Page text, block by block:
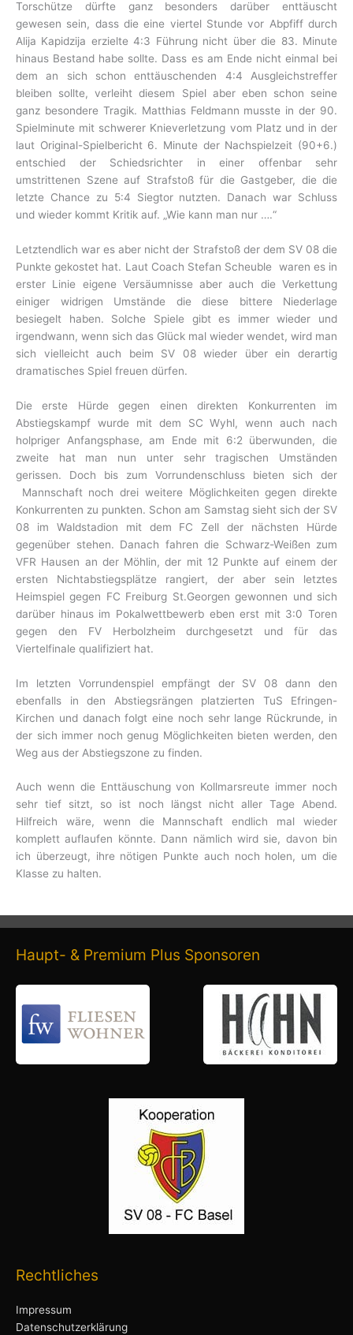
Torschütze dürfte ganz besonders darüber enttäuscht
gewesen sein, dass die eine viertel Stunde vor Abpfiff durch
Alija Kapidzija erzielte 4:3 Führung nicht über die 83. Minute
hinaus Bestand habe sollte. Dass es am Ende nicht einmal bei
dem an sich schon enttäuschenden 4:4 Ausgleichstreffer
bleiben sollte, verleiht diesem Spiel aber eben schon seine
ganz besondere Tragik. Matthias Feldmann musste in der 90.
Spielminute mit schwerer Knieverletzung vom Platz und in der
laut Original-Spielbericht 6. Minute der Nachspielzeit (90+6.)
entschied der Schiedsrichter in einer offenbar sehr
umstrittenen Szene auf Strafstoß für die Gastgeber, die die
letzte Chance zu 5:4 Siegtor nutzten. Danach war Schluss
und wieder kommt Kritik auf. „Wie kann man nur ….“
Letztendlich war es aber nicht der Strafstoß der dem SV 08 die
Punkte gekostet hat. Laut Coach Stefan Scheuble waren es in
erster Linie eigene Versäumnisse aber auch die Verkettung
einiger widrigen Umstände die diese bittere Niederlage
besiegelt haben. Solche Spiele gibt es immer wieder und
irgendwann, wenn sich das Glück mal wieder wendet, wird man
sich vielleicht auch beim SV 08 wieder über ein derartig
dramatisches Spiel freuen dürfen.
Die erste Hürde gegen einen direkten Konkurrenten im
Abstiegskampf wurde mit dem SC Wyhl, wenn auch nach
holpriger Anfangsphase, am Ende mit 6:2 überwunden, die
zweite hat man nun unter sehr tragischen Umständen
gerissen. Doch bis zum Vorrundenschluss bieten sich der
Mannschaft noch drei weitere Möglichkeiten gegen direkte
Konkurrenten zu punkten. Schon am Samstag sieht sich der SV
08 im Waldstadion mit dem FC Zell der nächsten Hürde
gegenüber stehen. Danach fahren die Schwarz-Weißen zum
VFR Hausen an der Möhlin, der mit 12 Punkte auf einem der
ersten Nichtabstiegsplätze rangiert, der aber sein letztes
Heimspiel gegen FC Freiburg St.Georgen gewonnen und sich
darüber hinaus im Pokalwettbewerb eben erst mit 3:0 Toren
gegen den FV Herbolzheim durchgesetzt und für das
Viertelfinale qualifiziert hat.
Im letzten Vorrundenspiel empfängt der SV 08 dann den
ebenfalls in den Abstiegsrängen platzierten TuS Efringen-
Kirchen und danach folgt eine noch sehr lange Rückrunde, in
der sich immer noch genug Möglichkeiten bieten werden, den
Weg aus der Abstiegszone zu finden.
Auch wenn die Enttäuschung von Kollmarsreute immer noch
sehr tief sitzt, so ist noch längst nicht aller Tage Abend.
Hilfreich wäre, wenn die Mannschaft endlich mal wieder
komplett auflaufen könnte. Dann nämlich wird sie, davon bin
ich überzeugt, ihre nötigen Punkte auch noch holen, um die
Klasse zu halten.
Haupt- & Premium Plus Sponsoren
Rechtliches
Impressum
Datenschutzerklärung